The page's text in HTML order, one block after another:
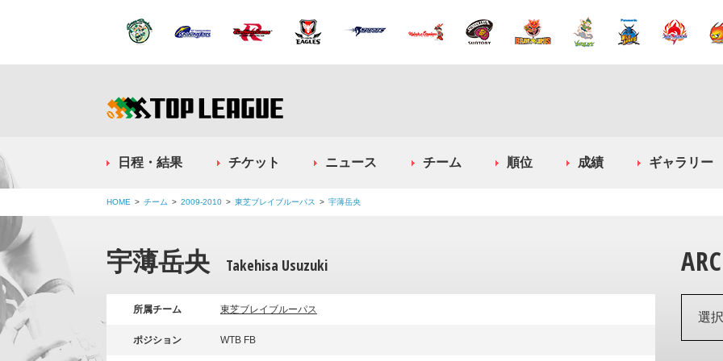
日程・結果 チケット ニュース チーム 順位 成績 ギャラリー
HOME チーム 2009-2010 東芝ブレイブルーパス 宇薄岳央
宇薄岳央 Takehisa Usuzuki
所属チーム 東芝ブレイブルーパス
ポジション WTB FB
選